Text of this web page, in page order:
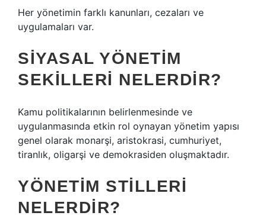
Her yönetimin farklı kanunları, cezaları ve
uygulamaları var.
SIYASAL YÖNETIM
SEKILLERI NELERDIR?
Kamu politikalarının belirlenmesinde ve
uygulanmasında etkin rol oynayan yönetim yapısı
genel olarak monarşi, aristokrasi, cumhuriyet,
tiranlık, oligarşi ve demokrasiden oluşmaktadır.
YÖNETIM STILLERI
NELERDIR?